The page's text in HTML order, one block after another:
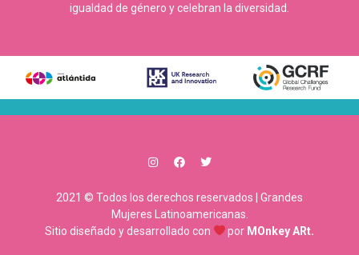
igualdad de género y celebran la diversidad.
2021 © Todos los derechos reservados | Grandes
Mujeres Latinoamericanas.
Sitio diseñado y desarrollado con
por MOnkey ARt.